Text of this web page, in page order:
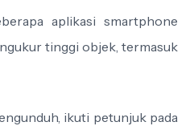
aplikasi smartphone
tinggi objek, termasuk
ikuti petunjuk pada